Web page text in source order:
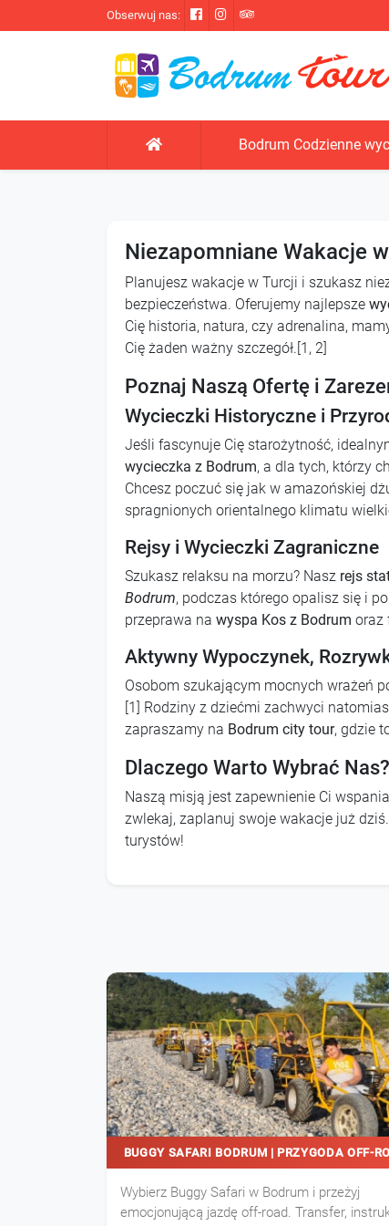
Obserwuj nas:
Bodrum Codzienne
Niezapomniane Wakacje
Planujesz wakacje w Turcji i szukasz
bezpieczeństwa. Oferujemy najlepsze
Cię historia, natura, czy adrenalina,
Cię żaden ważny szczegół.[1, 2]
Poznaj Naszą Ofertę i
Wycieczki Historyczne i
Jeśli fascynuje Cię starożytność,
wycieczka z Bodrum, a dla tych, którzy
Chcesz poczuć się jak w amazońskiej
spragnionych orientalnego klimatu
Rejsy i Wycieczki Zagraniczne
Szukasz relaksu na morzu? Nasz rejs
Bodrum, podczas którego opalisz się i
przeprawa na wyspa Kos z Bodrum oraz
Aktywny Wypoczynek,
Osobom szukającym mocnych wrażeń
[1] Rodziny z dziećmi zachwyci
zapraszamy na Bodrum city tour, gdzie
Dlaczego Warto Wybrać Nas?
Naszą misją jest zapewnienie Ci
zwlekaj, zaplanuj swoje wakacje już dziś.
turystów!
BUGGY SAFARI BODRUM | PRZYGODA OFF-
Wybierz Buggy Safari w Bodrum i przeżyj
emocjonującą jazdę off-road. Transfer,